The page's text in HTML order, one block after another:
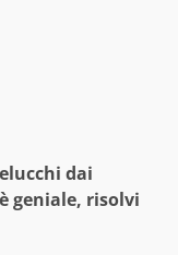
dai
geniale, risolvi